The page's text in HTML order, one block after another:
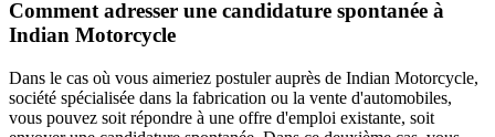
Comment adresser une candidature spontanée à
Indian Motorcycle
Dans le cas où vous aimeriez postuler auprès de Indian Motorcycle,
société spécialisée dans la fabrication ou la vente d'automobiles,
vous pouvez soit répondre à une offre d'emploi existante, soit